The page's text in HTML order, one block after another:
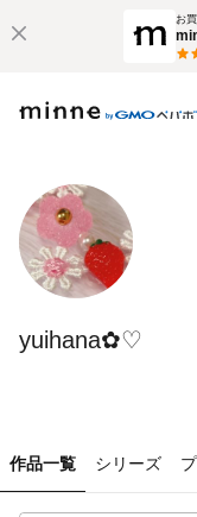
お
yuihana✿♡
作品一覧 シリーズ